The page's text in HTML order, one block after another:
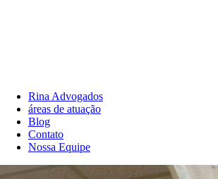
Rina Advogados
áreas de atuação
Blog
Contato
Nossa Equipe